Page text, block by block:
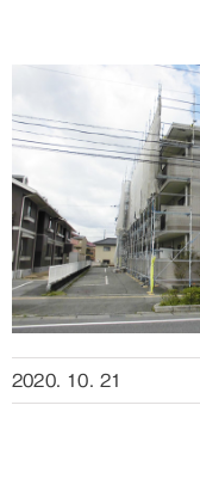
2020. 10. 21